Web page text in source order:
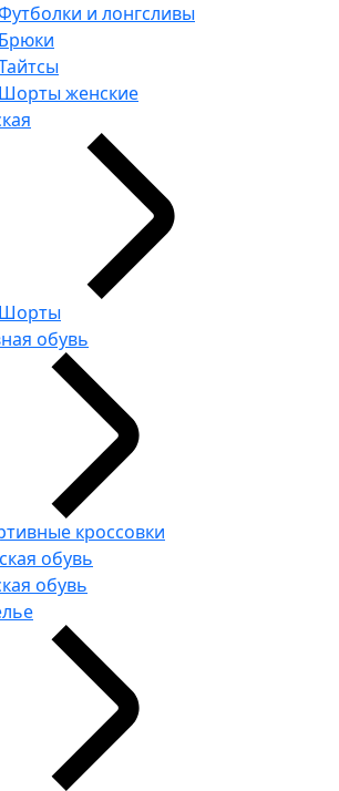
и лонгсливы
Брюки
Шорты женские
Шорты
обувь
кроссовки
обувь
обувь